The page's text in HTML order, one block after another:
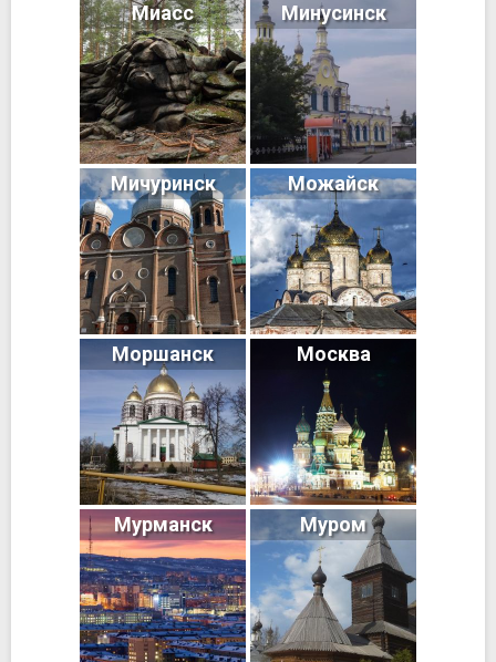
Миасс Минусинск
Мичуринск Можайск
Моршанск Москва
Мурманск Муром